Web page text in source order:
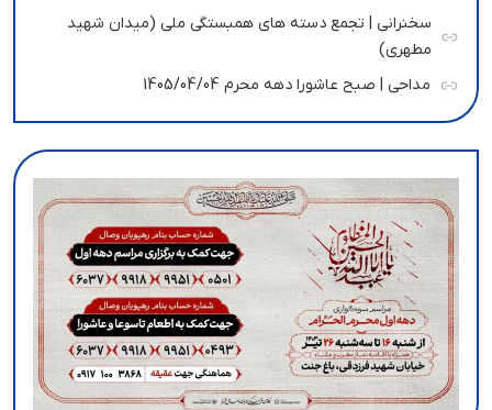
سخنرانی | تجمع دسته های همبستگی ملی (میدان شهید
مطهری)
مداحی | صبح عاشورا دهه محرم 1405/04/04